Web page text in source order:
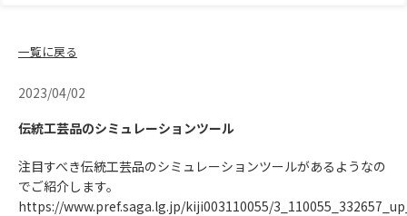
一覧に戻る
2023/04/02
伝統工芸品のシミュレーションツール
注目すべき伝統工芸品のシミュレーションツールがあるようなの
でご紹介します。
https://www.pref.saga.lg.jp/kiji003110055/